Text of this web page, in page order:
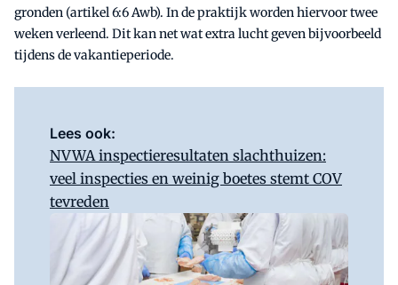
gronden (artikel 6:6 Awb). In de praktijk worden hiervoor twee
weken verleend. Dit kan net wat extra lucht geven bijvoorbeeld
tijdens de vakantieperiode.
Lees ook:
NVWA inspectieresultaten slachthuizen:
veel inspecties en weinig boetes stemt COV
tevreden